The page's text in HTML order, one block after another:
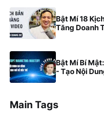
Bật Mí 18
Tăng Doanh
Bật Mí Bí
- Tạo Nội
Main Tags